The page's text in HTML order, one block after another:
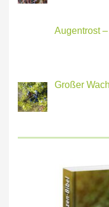
Augentrost
Großer